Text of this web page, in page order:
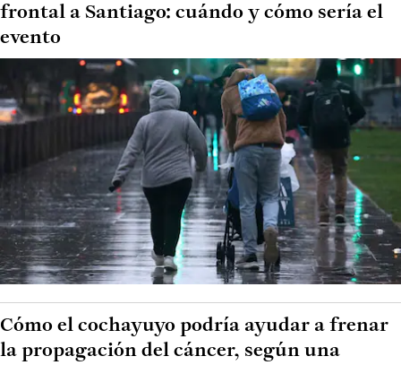
frontal a Santiago: cuándo y cómo sería el
evento
Cómo el cochayuyo podría ayudar a frenar
la propagación del cáncer, según una